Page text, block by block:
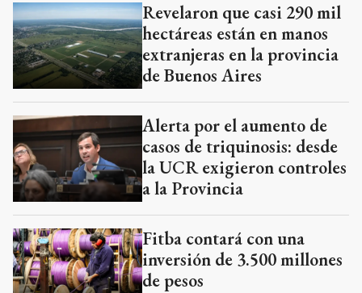
Revelaron que casi 290 mil
hectáreas están en manos
extranjeras en la provincia
de Buenos Aires
Alerta por el aumento de
casos de triquinosis: desde
la UCR exigieron controles
a la Provincia
Fitba contará con una
inversión de 3.500 millones
de pesos